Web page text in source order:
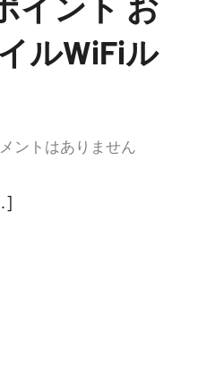
ルWiFiル
ントはありません